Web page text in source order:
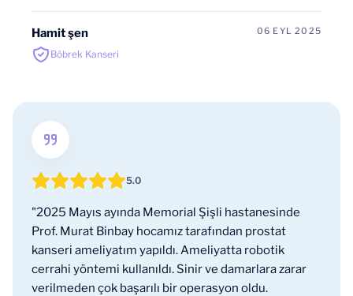
Hamit şen
Böbrek Kanseri
06 EYL 2025
5.0
"2025 Mayıs ayında Memorial Şişli hastanesinde
Prof. Murat Binbay hocamız tarafından prostat
kanseri ameliyatım yapıldı. Ameliyatta robotik
cerrahi yöntemi kullanıldı. Sinir ve damarlara zarar
verilmeden çok başarılı bir operasyon oldu.